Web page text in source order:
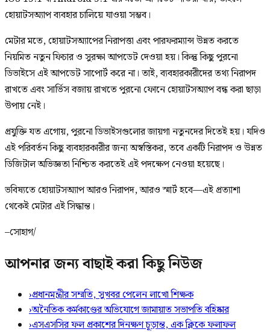
হোয়াটসঅ্যাপ ব্যবহার চালিয়ে যাওয়া সম্ভব।
মেটার মতে, হোয়াটসঅ্যাপের নিরাপত্তা এবং পারফরম্যান্স উন্নত করতে
নিয়মিত নতুন ফিচার ও সুরক্ষা আপডেট দেওয়া হয়। কিন্তু কিছু পুরনো
ডিভাইসে এই আপডেট সাপোর্ট করে না। তাই, ব্যবহারকারীদের তথ্য নিরাপদ
রাখতে এবং সার্ভিস বজায় রাখতে পুরনো ফোনে হোয়াটসঅ্যাপ বন্ধ করা ছাড়া
উপায় নেই।
প্রযুক্তি যত এগোয়, পুরনো ডিভাইসগুলোর জায়গা নতুনদের দিতেই হয়। যদিও
এই পরিবর্তন কিছু ব্যবহারকারীর জন্য অস্বস্তিকর, তবে একটি নিরাপদ ও উন্নত
ডিজিটাল অভিজ্ঞতা নিশ্চিত করতেই এই পদক্ষেপ নেওয়া হয়েছে।
ভবিষ্যতে হোয়াটসঅ্যাপ আরও নিরাপদ, আরও স্মার্ট হবে—এই প্রত্যাশা
থেকেই মেটার এই সিদ্ধান্ত।
–সোহাগ/
আপনার জন্য বাছাই করা কিছু নিউজ
›প্রধানমন্ত্রীর সম্মতি, সুখবর পেলেন লাখো শিক্ষক
›অনৈতিক কর্মকাণ্ডের অভিযোগে জামায়াত সভাপতি বহিষ্কার
›এসএসসির ফল প্রকাশের দিনক্ষণ চূড়ান্ত, এক ক্লিকে ফলাফল